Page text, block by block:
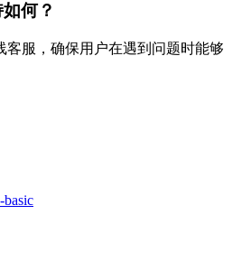
何？
客服，确保用户在遇到问题时能够
basic